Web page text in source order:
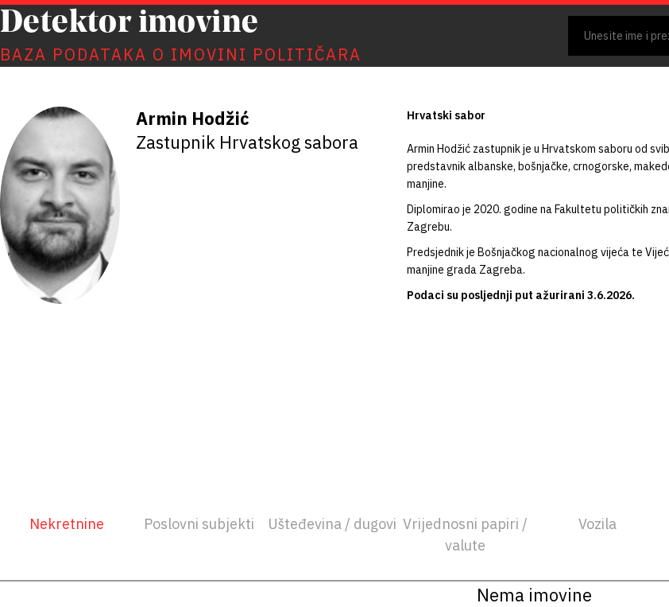
Detektor imovine
BAZA PODATAKA O IMOVINI POLITIČARA
Armin Hodžić
Zastupnik Hrvatskog sabora
Hrvatski sabor
Armin Hodžić zastupnik je u Hrvatskom saboru od
predstavnik albanske, bošnjačke, crnogorske,
manjine.
Diplomirao je 2020. godine na Fakultetu političkih
Zagrebu.
Predsjednik je Bošnjačkog nacionalnog vijeća te
manjine grada Zagreba.
Podaci su posljednji put ažurirani 3.6.2026.
Nekretnine Poslovni subjekti Ušteđevina / dugovi Vrijednosni papiri /
valute
Vozila
Nema imovine